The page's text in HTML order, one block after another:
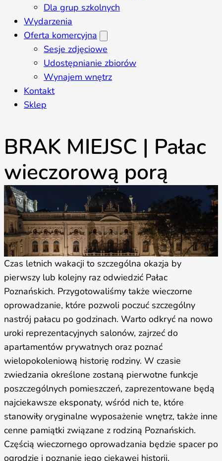
Dla grup szkolnych
Wydarzenia
Oferta komercyjna
Sesje zdjęciowe
Udostępnianie zbiorów
Wynajem wnętrz
Kontakt
Sklep
BRAK MIEJSC | Pałac
wieczorową porą
Czas letnich wakacji to szczególna okazja by
pierwszy lub kolejny raz odwiedzić Pałac
Poznańskich. Przygotowaliśmy także wieczorne
oprowadzanie, które pozwoli poczuć szczególny
nastrój pałacu po godzinach. Warto odkryć na nowo
uroki reprezentacyjnych salonów, zajrzeć do
apartamentów prywatnych oraz poznać
wielopokoleniową historię rodziny. W czasie
zwiedzania określone zostaną pierwotne funkcje
poszczególnych pomieszczeń, zaprezentowane będą
najciekawsze eksponaty, wśród nich te, które
stanowiły oryginalne wyposażenie wnętrz, także inne
cenne pamiątki związane z rodziną Poznańskich.
Częścią wieczornego oprowadzania będzie spacer po
ogrodzie i poznanie jego ciekawej historii.